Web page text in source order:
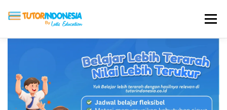
Menu
ABOUT US JADI PENGAJAR
BIAYA LES TESTIMONI PROFIL ALUMNI